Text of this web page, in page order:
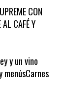
CON
AL CAFÉ Y
y un vino
menúsCarnes